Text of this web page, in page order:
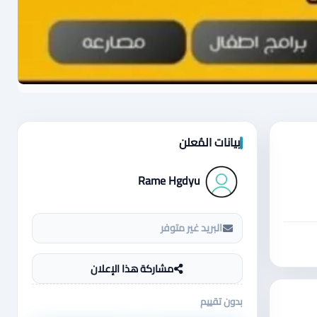
بيانات المُعلن
Rame Hgdyu
البريد غير متوفر
مشاركة هذا الإعلان
بدون تقييم